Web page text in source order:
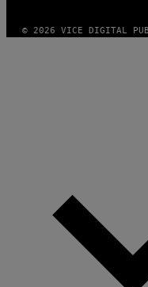
© 2026 VICE DIGITAL